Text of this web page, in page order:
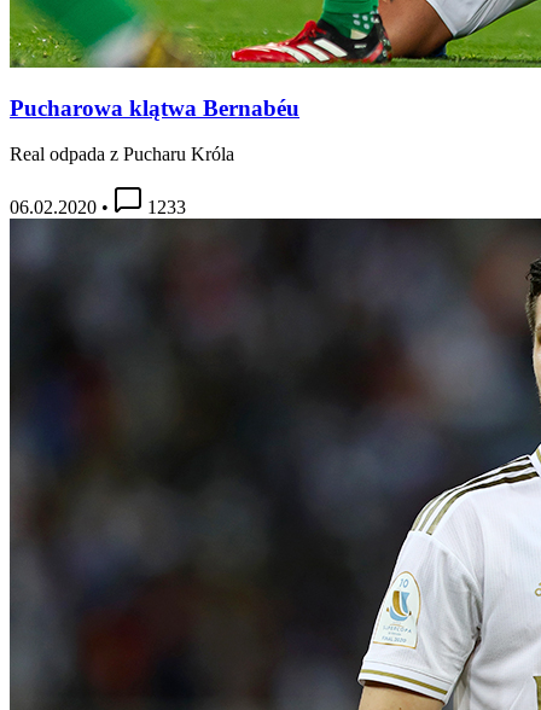
Pucharowa klątwa Bernabéu
Real odpada z Pucharu Króla
06.02.2020 • 1233